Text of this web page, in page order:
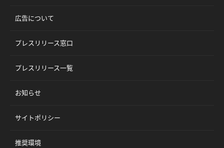
広告について
プレスリリース窓口
プレスリリース一覧
お知らせ
サイトポリシー
推奨環境